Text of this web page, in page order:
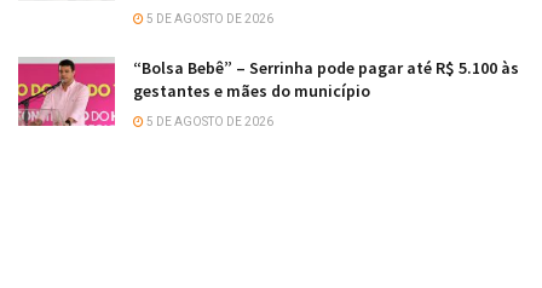
5 DE AGOSTO DE 2026
“Bolsa Bebê” – Serrinha pode pagar até R$ 5.100 às
gestantes e mães do município
5 DE AGOSTO DE 2026